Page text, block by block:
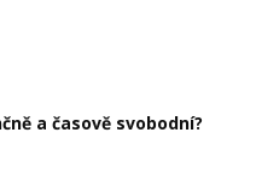
a časově svobodní?